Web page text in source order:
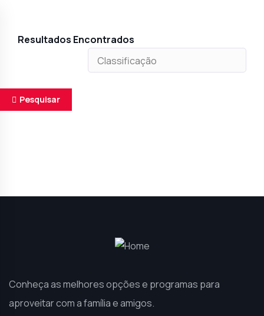
Pesquisar
Resultados Encontrados
Conheça as melhores opções e programas para
aproveitar com a família e amigos.